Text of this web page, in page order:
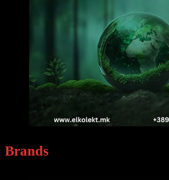
Brands